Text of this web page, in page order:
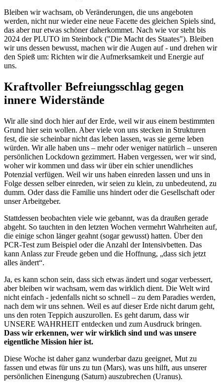
Bleiben wir wachsam, ob Veränderungen, die uns angeboten
werden, nicht nur wieder eine neue Facette des gleichen Spiels sind,
das aber nur etwas schöner daherkommet. Nach wie vor steht bis
2024 der PLUTO im Steinbock ("Die Macht des Staates"). Bleiben
wir uns dessen bewusst, machen wir die Augen auf - und drehen wir
den Spieß um: Richten wir die Aufmerksamkeit und Energie auf
uns.
Kraftvoller Befreiungsschlag gegen
innere Widerstände
Wir alle sind doch hier auf der Erde, weil wir aus einem bestimmten
Grund hier sein wollen. Aber viele von uns stecken in Strukturen
fest, die sie scheinbar nicht das leben lassen, was sie gerne leben
würden. Wir alle haben uns – mehr oder weniger natürlich – unseren
persönlichen Lockdown gezimmert. Haben vergessen, wer wir sind,
woher wir kommen und dass wir über ein schier unendliches
Potenzial verfügen. Weil wir uns haben einreden lassen und uns in
Folge dessen selber einreden, wir seien zu klein, zu unbedeutend, zu
dumm. Oder dass die Familie uns hindert oder die Gesellschaft oder
unser Arbeitgeber.
Stattdessen beobachten viele wie gebannt, was da draußen gerade
abgeht. So tauchten in den letzten Wochen vermehrt Wahrheiten auf,
die einige schon länger geahnt (sogar gewusst) hatten. Über den
PCR-Test zum Beispiel oder die Anzahl der Intensivbetten. Das
kann Anlass zur Freude geben und die Hoffnung, „dass sich jetzt
alles ändert“.
Ja, es kann schon sein, dass sich etwas ändert und sogar verbessert,
aber bleiben wir wachsam, wem das wirklich dient. Die Welt wird
nicht einfach - jedenfalls nicht so schnell – zu dem Paradies werden,
nach dem wir uns sehnen. Weil es auf dieser Erde nicht darum geht,
uns den roten Teppich auszurollen. Es geht darum, dass wir
UNSERE WAHRHEIT entdecken und zum Ausdruck bringen.
Dass wir erkennen, wer wir wirklich sind und was unsere
eigentliche Mission hier ist.
Diese Woche ist daher ganz wunderbar dazu geeignet, Mut zu
fassen und etwas für uns zu tun (Mars), was uns hilft, aus unserer
persönlichen Einengung (Saturn) auszubrechen (Uranus).